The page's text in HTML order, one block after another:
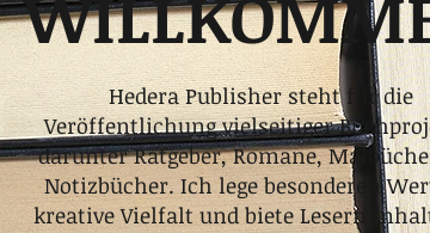
Hedera Publisher steht für die
Veröffentlichung vielseitiger
darunter Ratgeber, Romane,
Notizbücher. Ich lege besonderen
kreative Vielfalt und biete Lesern